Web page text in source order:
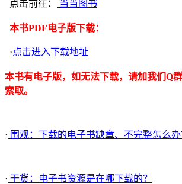
点击前往：
当当图书
本书PDF电子版下载：
·点击进入下载地址
本书有电子版，如无法下载，请加我们Q
索取。
· 围观：下载的电子书缺章、不完整怎么办
· 干货：电子书资源是在哪下载的？